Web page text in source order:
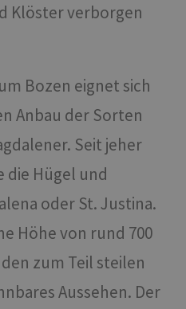
Klöster verborgen
Bozen eignet sich
Anbau der Sorten
Seit jeher
die Hügel und
oder St. Justina.
Höhe von rund 700
zum Teil steilen
Aussehen. Der